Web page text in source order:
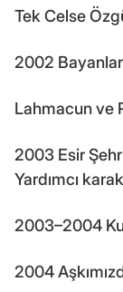
Tek Celse
2002
Lahmacun ve
2003 Esir
Yardımcı
2003–2004
2004